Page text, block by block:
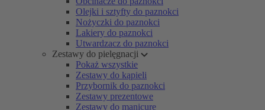
Olejki i sztyfty do paznokci
Nożyczki do paznokci
Lakiery do paznokci
Utwardzacz do paznokci
Zestawy do pielęgnacji
Pokaż wszystkie
Zestawy do kąpieli
Przybornik do paznokci
Zestawy prezentowe
Zestawy do manicure